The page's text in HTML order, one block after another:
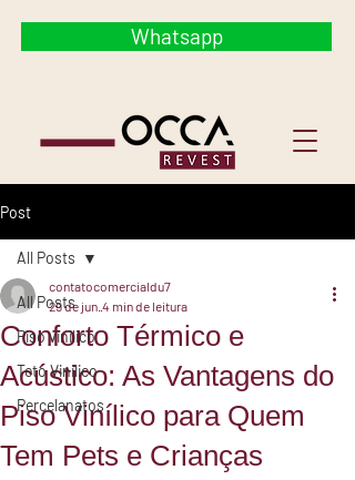
Whatsapp
Post
All Posts
Piso vinilico
Teto Vinilico
Percelanatos
All Posts
Conforto Térmico e
Acústico: As Vantagens do
Piso Vinílico para Quem
Tem Pets e Crianças
contatocomercialdu7
29 de jun. 4 min de leitura